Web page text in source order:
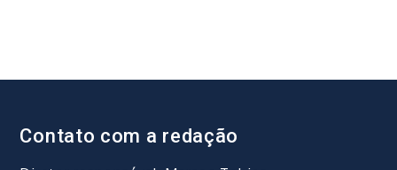
Contato com a redação